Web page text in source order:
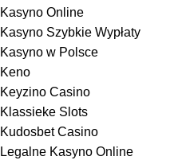
Kasyno Online
Kasyno Szybkie Wypłaty
Kasyno w Polsce
Keno
Keyzino Casino
Klassieke Slots
Kudosbet Casino
Legalne Kasyno Online